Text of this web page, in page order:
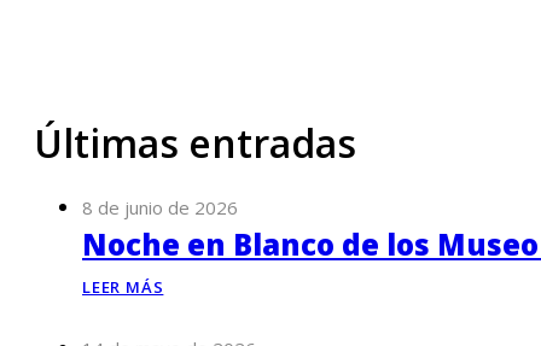
Últimas entradas
8 de junio de 2026
Noche en Blanco de los
LEER MÁS